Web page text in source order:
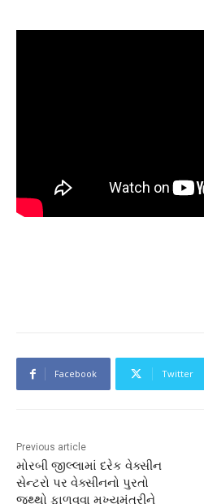
Facebook Twitter
Previous article
મોરબી જીલ્લામાં દરેક વેક્સીન
સેન્ટરો પર વેક્સીનનો પુરતો
જથ્થો ફાળવવા મુખ્યમંત્રીને